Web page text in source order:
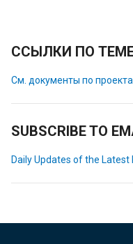
ССЫЛКИ ПО
См. документы по
SUBSCRIBE TO
Daily Updates of the